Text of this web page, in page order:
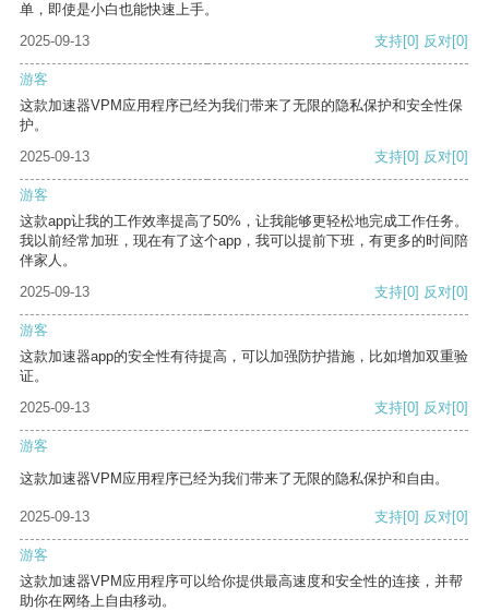
单，即使是小白也能快速上手。
2025-09-13
支持[0] 反对[0]
游客
这款加速器VPM应用程序已经为我们带来了无限的隐私保护和安全性保
护。
2025-09-13
支持[0] 反对[0]
游客
这款app让我的工作效率提高了50%，让我能够更轻松地完成工作任务。
我以前经常加班，现在有了这个app，我可以提前下班，有更多的时间陪
伴家人。
2025-09-13
支持[0] 反对[0]
游客
这款加速器app的安全性有待提高，可以加强防护措施，比如增加双重验
证。
2025-09-13
支持[0] 反对[0]
游客
这款加速器VPM应用程序已经为我们带来了无限的隐私保护和自由。
2025-09-13 支持[0] 反对[0]
游客
这款加速器VPM应用程序可以给你提供最高速度和安全性的连接，并帮
助你在网络上自由移动。